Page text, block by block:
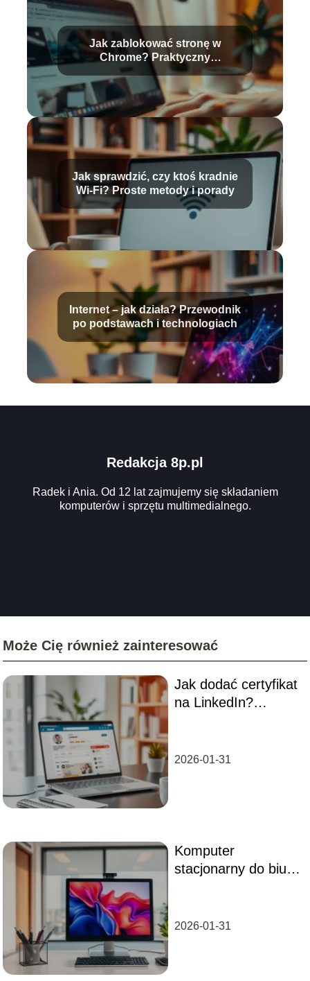
Jak zablokować stronę w
Chrome? Praktyczny
przewodnik krok po kroku
Jak sprawdzić, czy ktoś kradnie
Wi-Fi? Proste metody i porady
Internet – jak działa? Przewodnik
po podstawach i technologiach
Redakcja 8p.pl
Radek i Ania. Od 12 lat zajmujemy się składaniem
komputerów i sprzętu multimedialnego.
Może Cię również zainteresować
Jak dodać certyfikat
na LinkedIn?
2026-01-31
Komputer
stacjonarny do biura
2026-01-31